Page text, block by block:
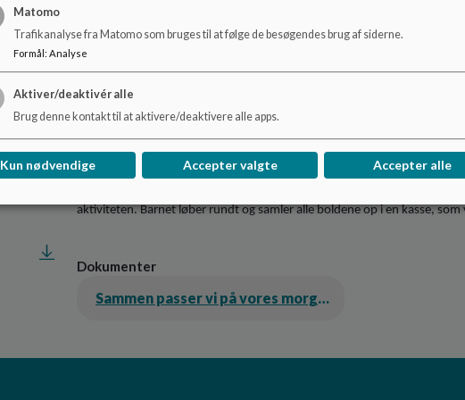
inkluderende pædagogik der kaldes Pædagogisk Bagdør. Den
kunne deltage i aktiviteten ud fra deres eget udgangspunkt. Det giver
inkluderende med børnegruppen. Og på sigt få alle børn til at deltage på
Til samling har vi en stor faldskærm, alle børn sidder rundt om
bold inde på faldskærmen. Alle børn er med til at løfte faldskærmen, så
Derefter tager vi en masse små lette bolde og smider dem på
hele lokalet. Et enkelt barn bliver lidt nervøs og utryg ved alle boldene i
kigge på, og de voksne finder en måde barnet kan deltage. I dette
aktiviteten. Barnet løber rundt og samler alle boldene op i en kasse,
Dokumenter
Sammen passer vi på vores morgensamling i vuggestuen
Matomo
Trafikanalyse fra Matomo som bruges til at følge de besøgendes brug af siderne.
Formål: Analyse
Aktiver/deaktivér alle
Brug denne kontakt til at aktivere/deaktivere alle apps.
Kun nødvendige Accepter valgte Accepter alle